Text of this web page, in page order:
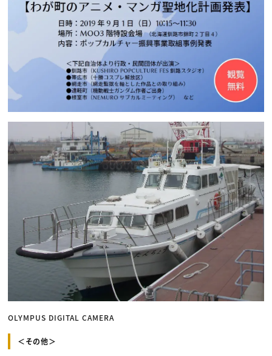
OLYMPUS DIGITAL CAMERA
＜その他＞